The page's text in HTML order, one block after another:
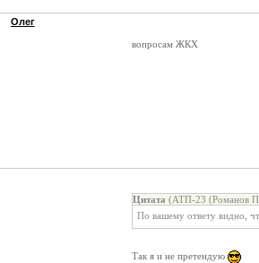
Олег
вопросам ЖКХ
Цитата (АТП-23 (Романов
По вашему ответу видно,
Так я и не претендую